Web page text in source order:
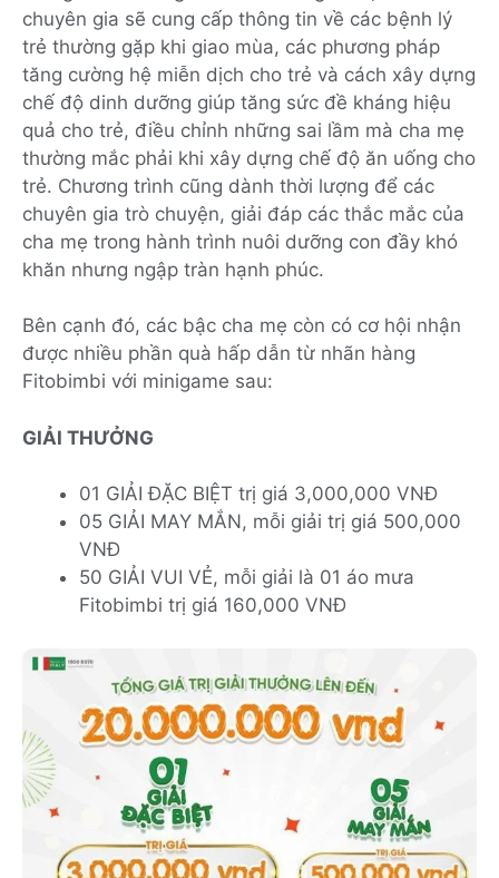
chuyên gia sẽ cung cấp thông tin về các bệnh lý
trẻ thường gặp khi giao mùa, các phương pháp
tăng cường hệ miễn dịch cho trẻ và cách xây dựng
chế độ dinh dưỡng giúp tăng sức đề kháng hiệu
quả cho trẻ, điều chỉnh những sai lầm mà cha mẹ
thường mắc phải khi xây dựng chế độ ăn uống cho
trẻ. Chương trình cũng dành thời lượng để các
chuyên gia trò chuyện, giải đáp các thắc mắc của
cha mẹ trong hành trình nuôi dưỡng con đầy khó
khăn nhưng ngập tràn hạnh phúc.
Bên cạnh đó, các bậc cha mẹ còn có cơ hội nhận
được nhiều phần quà hấp dẫn từ nhãn hàng
Fitobimbi với minigame sau:
GIẢI THƯỞNG
01 GIẢI ĐẶC BIỆT trị giá 3,000,000 VNĐ
05 GIẢI MAY MẮN, mỗi giải trị giá 500,000
VNĐ
50 GIẢI VUI VẺ, mỗi giải là 01 áo mưa
Fitobimbi trị giá 160,000 VNĐ